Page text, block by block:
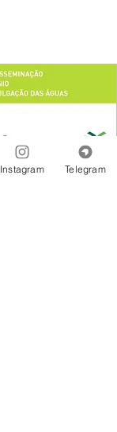
Instagram Telegram